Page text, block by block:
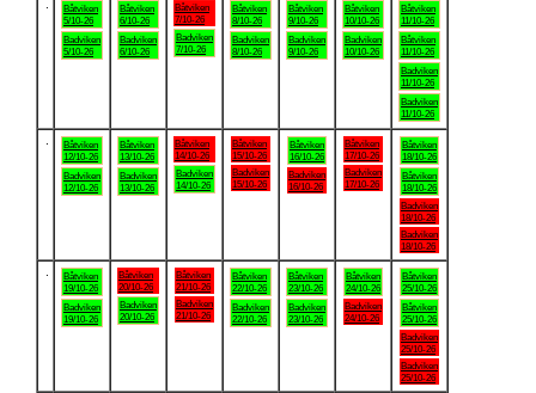
Båtviken
5/10-26
Badviken
5/10-26
Båtviken
6/10-26
Badviken
6/10-26
Båtviken
7/10-26
Badviken
7/10-26
Båtviken
8/10-26
Badviken
8/10-26
Båtviken
9/10-26
Badviken
9/10-26
Båtviken
10/10-26
Badviken
10/10-26
Båtviken
11/10-26
Båtviken
11/10-26
Badviken
11/10-26
Badviken
11/10-26
Båtviken
12/10-26
Badviken
12/10-26
Båtviken
13/10-26
Badviken
13/10-26
Båtviken
14/10-26
Badviken
14/10-26
Båtviken
15/10-26
Badviken
15/10-26
Båtviken
16/10-26
Badviken
16/10-26
Båtviken
17/10-26
Badviken
17/10-26
Båtviken
18/10-26
Båtviken
18/10-26
Badviken
18/10-26
Badviken
18/10-26
Båtviken
19/10-26
Badviken
19/10-26
Båtviken
20/10-26
Badviken
20/10-26
Båtviken
21/10-26
Badviken
21/10-26
Båtviken
22/10-26
Badviken
22/10-26
Båtviken
23/10-26
Badviken
23/10-26
Båtviken
24/10-26
Badviken
24/10-26
Båtviken
25/10-26
Båtviken
25/10-26
Badviken
25/10-26
Badviken
25/10-26